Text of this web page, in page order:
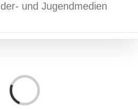
und Jugendmedien
Loading...